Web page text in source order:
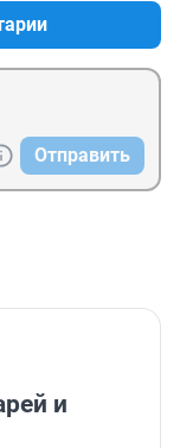
Отправить
и